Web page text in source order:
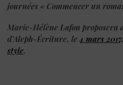
journées « Commencer un
Marie-Hélène Lafon proposera
d’Aleph-Écriture, le4 mars
style.